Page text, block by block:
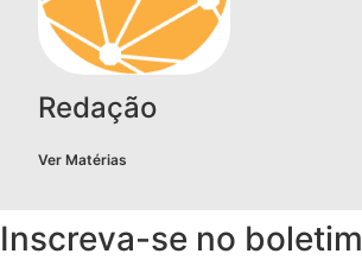
Redação
Ver Matérias
Inscreva-se no boletim